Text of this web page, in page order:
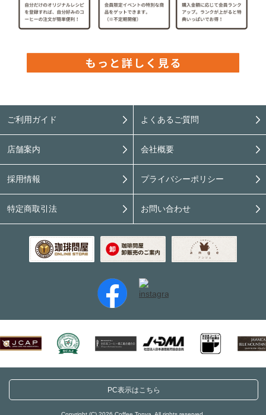
ご利用ガイド よくあるご質問
店舗案内 会社概要
採用情報 プライバシーポリシー
特定商取引法 お問い合わせ
PC表示はこちら